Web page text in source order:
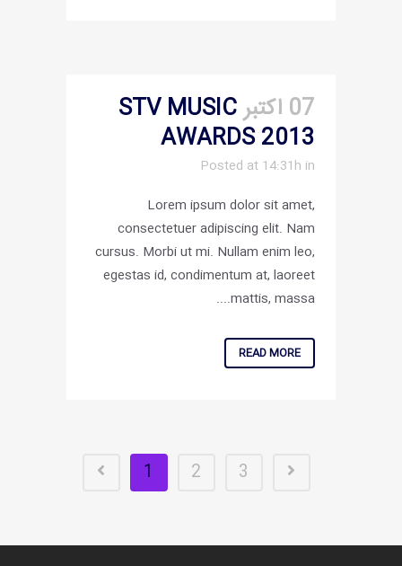
07 اکتبر
STV MUSIC
AWARDS 2013
Posted at 14:31h in
Lorem ipsum dolor sit amet,
consectetuer adipiscing elit. Nam
cursus. Morbi ut mi. Nullam enim leo,
egestas id, condimentum at, laoreet
mattis, massa....
READ MORE
1 2 3